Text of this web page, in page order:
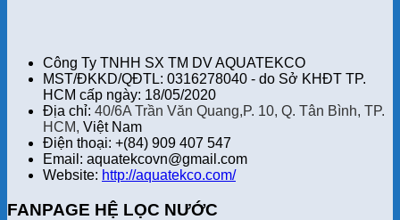
Công Ty TNHH SX TM DV AQUATEKCO
MST/ĐKKD/QĐTL: 0316278040 - do Sở KHĐT TP.
HCM cấp ngày: 18/05/2020
Địa chỉ: 40/6A Trần Văn Quang,P. 10, Q. Tân Bình, TP.
HCM, Việt Nam
Điện thoại: +(84) 909 407 547
Email: aquatekcovn@gmail.com
Website: http://aquatekco.com/
FANPAGE HỆ LỌC NƯỚC